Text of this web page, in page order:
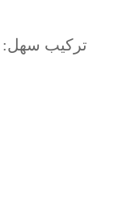
تركيب سهل: